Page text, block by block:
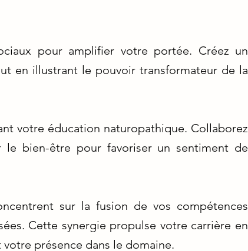
pour amplifier votre portée. Créez un
en illustrant le pouvoir transformateur de la
votre éducation naturopathique. Collaborez
le bien-être pour favoriser un sentiment de
sur la fusion de vos compétences
Cette synergie propulse votre carrière en
présence dans le domaine.